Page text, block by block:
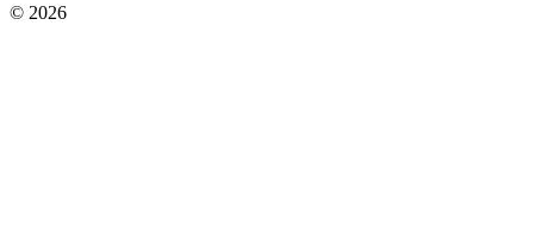
© 2026